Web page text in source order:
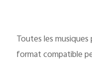
Toutes les
format compatible